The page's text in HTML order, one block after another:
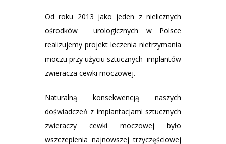
Od roku 2013 jako jeden z nielicznych
ośrodków urologicznych w Polsce
realizujemy projekt leczenia nietrzymania
moczu przy użyciu sztucznych implantów
zwieracza cewki moczowej.
Naturalną konsekwencją naszych
doświadczeń z implantacjami sztucznych
zwieraczy cewki moczowej było
wszczepienia najnowszej trzyczęściowej